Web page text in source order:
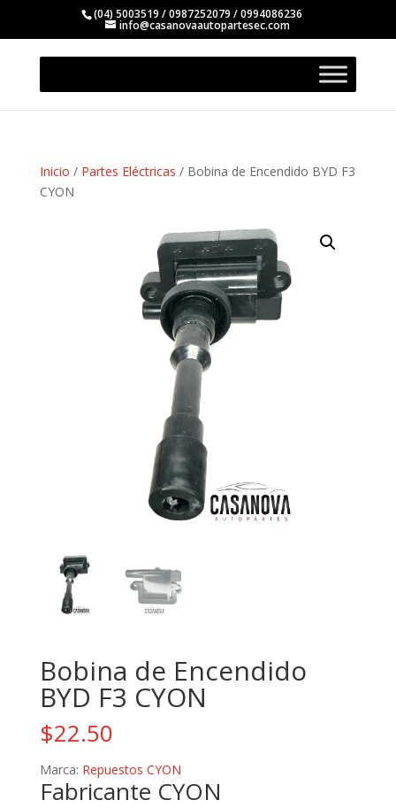
(04) 5003519 / 0987252079 / 0994086236
info@casanovaautopartesec.com
Inicio / Partes Eléctricas / Bobina de Encendido BYD F3
CYON
Bobina de Encendido
BYD F3 CYON
$22.50
Marca: Repuestos CYON
Fabricante CYON